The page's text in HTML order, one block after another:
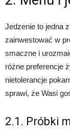
Jedzenie to jedna
zainwestować w
smaczne i
różne preferencje
nietolerancje
sprawi, że Wasi
2.1. Próbki